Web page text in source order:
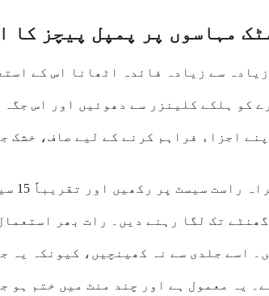
مہاسوں پر پمپل پیچز کا
زیادہ سے زیادہ فائدہ اٹھانا اس کے
کو ہلکے کلینزر سے دھوئیں اور اس
سیسٹ پر رکھیں اور تقریباً 15 سیکنڈ تک آہستہ سے دبائیں۔
اسے جلدی سے نہ کھینچیں، کیونکہ یہ
یہ معمول ہے اور چند منٹ میں ختم ہو